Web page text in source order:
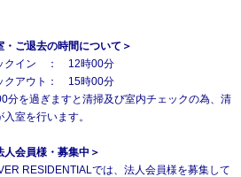
・ご退去の時間について＞
クイン ： 12時00分
クアウト： 15時00分
分を過ぎますと清掃及び室内チェックの為、清
室を行います。
人会員様・募集中＞
RESIDENTIALでは、法人会員様を募集して